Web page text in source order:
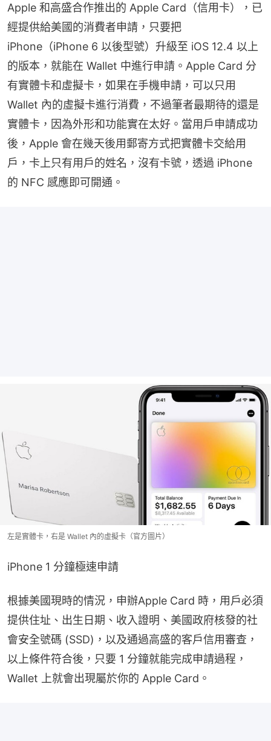
Apple 和高盛合作推出的 Apple Card（信用卡），已
經提供給美國的消費者申請，只要把
iPhone（iPhone 6 以後型號）升級至 iOS 12.4 以上
的版本，就能在 Wallet 中進行申請。Apple Card 分
有實體卡和虛擬卡，如果在手機申請，可以只用
Wallet 內的虛擬卡進行消費，不過筆者最期待的還是
實體卡，因為外形和功能實在太好。當用戶申請成功
後，Apple 會在幾天後用郵寄方式把實體卡交給用
戶，卡上只有用戶的姓名，沒有卡號，透過 iPhone
的 NFC 感應即可開通。
左是實體卡，右是 Wallet 內的虛擬卡（官方圖片）
iPhone 1 分鐘極速申請
根據美國現時的情況，申辦Apple Card 時，用戶必須
提供住址、出生日期、收入證明、美國政府核發的社
會安全號碼 (SSD)，以及通過高盛的客戶信用審查，
以上條件符合後，只要 1 分鐘就能完成申請過程，
Wallet 上就會出現屬於你的 Apple Card。